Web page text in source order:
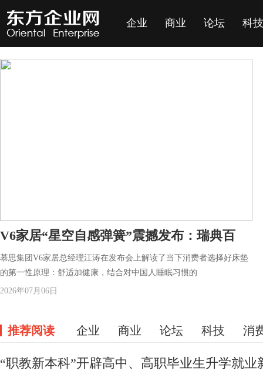
企业 商业 论坛 科技
V6家居“星空自感弹簧”震撼发布：瑞典百
慕思集团V6家居总经理江涛在发布会上解读了当下消费者选择好床垫
的第一性原理：舒适加健康，结合对中国人睡眠习惯的
2026年07月06日
推荐阅读 企业 商业 论坛 科技 消
“职教新本科”开辟高中、高职毕业生升学就业